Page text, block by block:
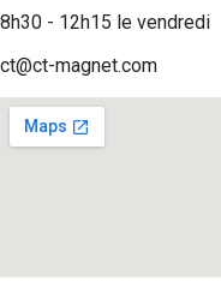
8h30 - 12h15 le vendredi
ct@ct-magnet.com